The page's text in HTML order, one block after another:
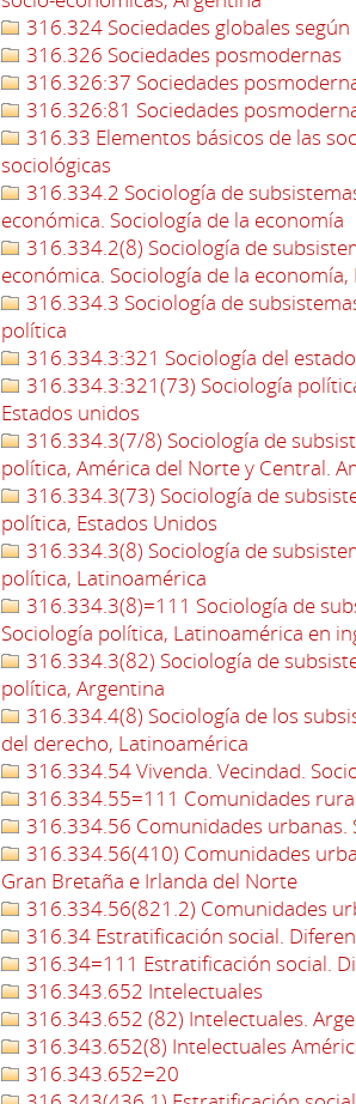
316.324 Sociedades globales
316.326 Sociedades posmodernas
316.326:37 Sociedades
316.326:81 Sociedades
316.33 Elementos básicos de las
sociológicas
316.334.2 Sociología de
económica. Sociología de la economía
316.334.2(8) Sociología de
económica. Sociología de la
316.334.3 Sociología de
política
316.334.3:321 Sociología del estado
316.334.3:321(73) Sociología
Estados unidos
316.334.3(7/8) Sociología de
política, América del Norte y Central.
316.334.3(73) Sociología de
política, Estados Unidos
316.334.3(8) Sociología de
política, Latinoamérica
316.334.3(8)=111 Sociología de
Sociología política, Latinoamérica en
316.334.3(82) Sociología de
política, Argentina
316.334.4(8) Sociología de los
del derecho, Latinoamérica
316.334.54 Vivenda. Vecindad.
316.334.55=111 Comunidades
316.334.56 Comunidades urbanas.
316.334.56(410) Comunidades
Gran Bretaña e Irlanda del Norte
316.334.56(821.2) Comunidades
316.34 Estratificación social.
316.34=111 Estratificación social.
316.343.652 Intelectuales
316.343.652 (82) Intelectuales.
316.343.652(8) Intelectuales
316.343.652=20